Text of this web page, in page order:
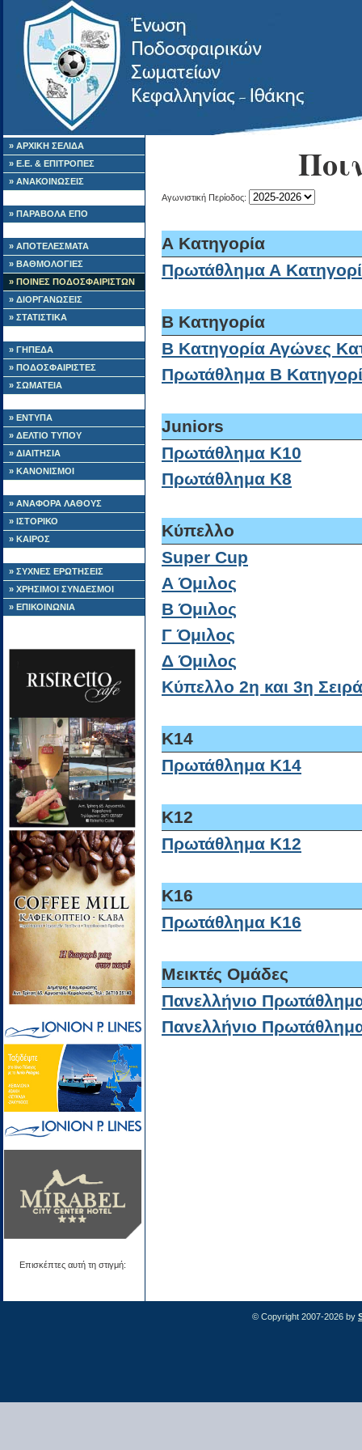
» ΑΡΧΙΚΗ ΣΕΛΙΔΑ
» Ε.Ε. & ΕΠΙΤΡΟΠΕΣ
» ΑΝΑΚΟΙΝΩΣΕΙΣ
» ΠΑΡΑΒΟΛΑ ΕΠΟ
» ΑΠΟΤΕΛΕΣΜΑΤΑ
» ΒΑΘΜΟΛΟΓΙΕΣ
» ΠΟΙΝΕΣ ΠΟΔΟΣΦΑΙΡΙΣΤΩΝ
» ΔΙΟΡΓΑΝΩΣΕΙΣ
» ΣΤΑΤΙΣΤΙΚΑ
» ΓΗΠΕΔΑ
» ΠΟΔΟΣΦΑΙΡΙΣΤΕΣ
» ΣΩΜΑΤΕΙΑ
» ΕΝΤΥΠΑ
» ΔΕΛΤΙΟ ΤΥΠΟΥ
» ΔΙΑΙΤΗΣΙΑ
» ΚΑΝΟΝΙΣΜΟΙ
» ΑΝΑΦΟΡΑ ΛΑΘΟΥΣ
» ΙΣΤΟΡΙΚΟ
» ΚΑΙΡΟΣ
» ΣΥΧΝΕΣ ΕΡΩΤΗΣΕΙΣ
» ΧΡΗΣΙΜΟΙ ΣΥΝΔΕΣΜΟΙ
» ΕΠΙΚΟΙΝΩΝΙΑ
Επισκέπτες αυτή τη στιγμή:
Αγωνιστική Περίοδος:
Α Κατηγορία
Πρωτάθλημα Α
Β Κατηγορία
B Κατηγορία Αγώνες
Πρωτάθλημα Β
Juniors
Πρωτάθλημα Κ10
Πρωτάθλημα Κ8
Κύπελλο
Super Cup
Α Όμιλος
Β Όμιλος
Γ Όμιλος
Δ Όμιλος
Κύπελλο 2η και 3η Σειρά
Κ14
Πρωτάθλημα Κ14
Κ12
Πρωτάθλημα Κ12
K16
Πρωτάθλημα Κ16
Μεικτές Ομάδες
Πανελλήνιο
Πανελλήνιο
© Copyright 2007-2026 by